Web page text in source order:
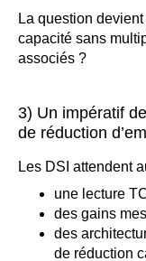
La question
capacité sans
associés ?
3) Un impératif
de réduction
Les DSI attendent
une lecture
des gains
des
de réduction